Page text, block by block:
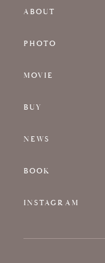
ABOUT
PHOTO
MOVIE
BUY
NEWS
BOOK
INSTAGRAM